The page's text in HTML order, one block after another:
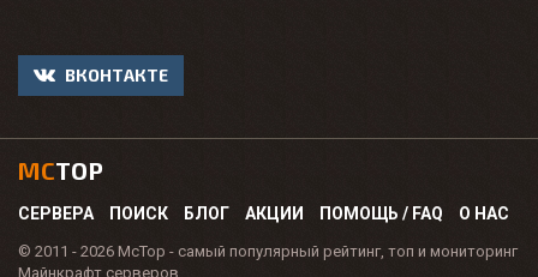
ВКОНТАКТЕ
MCTOP
СЕРВЕРА ПОИСК БЛОГ АКЦИИ ПОМОЩЬ / FAQ О НАС
© 2011 - 2026 McTop - самый популярный рейтинг, топ и мониторинг
Майнкрафт серверов.